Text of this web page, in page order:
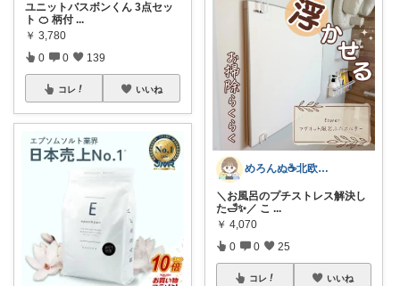
ユニットバスボンくん 3点セッ
ト 🍊 柄付 ...
￥ 3,780
0 0 139
コレ いいね
めろんぬ☕️北欧ナチュラルな暮らし
＼お風呂のプチストレス解決し
た🛁✨／ こ ...
￥ 4,070
0 0 25
コレ いいね